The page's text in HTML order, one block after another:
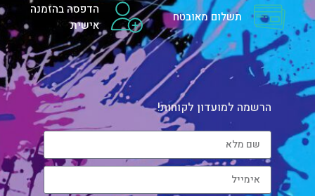
תשלום מאובטח
הדפסה בהזמנה
אישית
הרשמה למועדון לקוחות!